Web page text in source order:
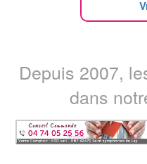
Depuis 2007,
dans